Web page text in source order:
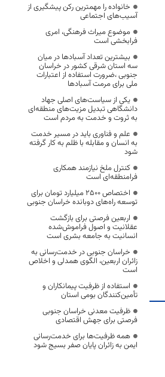
خانواده را مهمترین رکن پیشگیری از
آسیب‌های اجتماعی
موضوع میراث فرهنگی، امری
فرابخشی است
بیشترین تعداد آسبادها در میان
سه استان شرقی کشور در خراسان
جنوبی ،ضرورت استفاده از اعتبارات
ملی برای مرمت آسبادها
یکی از سیاست‌های اصلی جهاد
دانشگاهی تبدیل مزیت‌های منطقه‌ای
به ثروت و خدمت به مردم است
علم و فناوری باید در مسیر خدمت
به انسان و مقابله با ظلم به کار گرفته
شود
کنترل ملخ نیازمند همکاری
فرامنطقه‌ای است
اختصاص 2500 میلیارد تومان برای
توسعه راه‌های دوبانده خراسان جنوبی
اربعین فرصتی برای بازگشت
عقلانیت و اصول فراموش‌شده
انسانیت به جامعه بشری است
خراسان جنوبی در خدمت‌رسانی به
زائران اربعین، الگوی همدلی و اخلاص
است
استفاده از ظرفیت پیمانکاران و
تأمین‌کنندگان بومی استان
ظرفیت معدنی خراسان جنوبی
فرصتی برای جهش اقتصادی
همه ظرفیت‌ها برای خدمت‌رسانی
ایمن به زائران پایان صفر بسیج شود